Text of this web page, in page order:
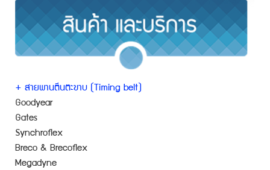
+ สายพานตีนตะขาบ (Timing belt)
Goodyear
Gates
Synchroflex
Breco & Brecoflex
Megadyne